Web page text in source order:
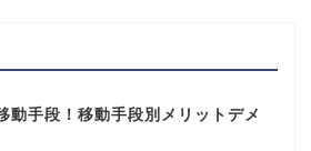
動手段！移動手段別メリットデメ